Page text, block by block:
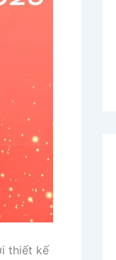
thiết kế